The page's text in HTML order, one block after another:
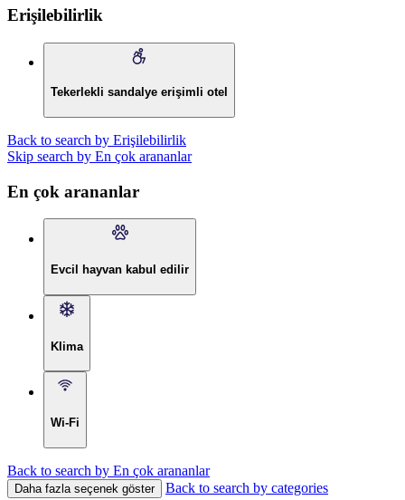
Erişilebilirlik
Tekerlekli sandalye erişimli otel
Back to search by Erişilebilirlik
Skip search by En çok arananlar
En çok arananlar
Evcil hayvan kabul edilir
Klima
Wi-Fi
Back to search by En çok arananlar
Daha fazla seçenek göster Back to search by categories